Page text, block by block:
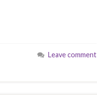
Leave comment